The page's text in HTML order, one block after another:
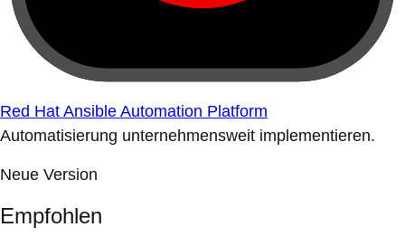
Red Hat Ansible Automation Platform
Automatisierung unternehmensweit implementieren.
Neue Version
Empfohlen